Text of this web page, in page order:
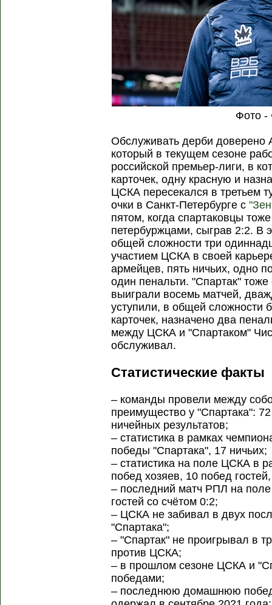
Фото
Обслуживать дерби доверено
который в текущем сезоне
российской премьер-лиги, в
карточек, одну красную и
ЦСКА пересекался в третьем
очки в Санкт-Петербурге с
пятом, когда спартаковцы
петербуржцами, сыграв 2:2. В
общей сложности три
участием ЦСКА в своей
армейцев, пять ничьих, одно
один пенальти. "Спартак"
выиграли восемь матчей,
уступили, в общей сложности
карточек, назначено два
между ЦСКА и "Спартаком"
обслуживал.
Статистические факты
– команды провели между
преимущество у "Спартака":
ничейных результатов;
– статистика в рамках
победы "Спартака", 17 ничьих;
– статистика на поле ЦСКА в
побед хозяев, 10 побед
– последний матч РПЛ на
гостей со счётом 0:2;
– ЦСКА не забивал в двух
"Спартака";
– "Спартак" не проигрывал в
против ЦСКА;
– в прошлом сезоне ЦСКА и
победами;
– последнюю домашнюю